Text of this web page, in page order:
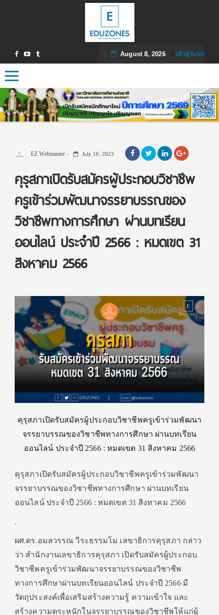
August 8, 2026| เข้าสู่ระบบ
Toggle navigation
EZ Webmaster July 18, 2023
คุรุสภาเปิดรับสมัครผู้ประกอบวิชาชีพ
ครูเข้าร่วมพัฒนาจรรยาบรรณของ
วิชาชีพทางการศึกษา ผ่านบทเรียน
ออนไลน์ ประจำปี 2566 : หมดเขต 31
สิงหาคม 2566
คุรุสภาเปิดรับสมัครผู้ประกอบวิชาชีพครูเข้าร่วมพัฒนา
จรรยาบรรณของวิชาชีพทางการศึกษา ผ่านบทเรียน
ออนไลน์ ประจำปี 2566 : หมดเขต 31 สิงหาคม 2566
คุรุสภาเปิดรับสมัครผู้ประกอบวิชาชีพครูเข้าร่วมพัฒนา
จรรยาบรรณของวิชาชีพทางการศึกษา ผ่านบทเรียน
ออนไลน์ ประจำปี 2566 : หมดเขต 31 สิงหาคม 2566
.
ผศ.ดร.อมลวรรณ วีระธรรมโม เลขาธิการคุรุสภา กล่าว
ว่า สำนักงานเลขาธิการคุรุสภา เปิดรับสมัครผู้ประกอบ
วิชาชีพครูเข้าร่วมพัฒนาจรรยาบรรณของวิชาชีพ
ทางการศึกษาผ่านบทเรียนออนไลน์ ประจำปี 2566 มี
วัตถุประสงค์เพื่อเสริมสร้างความรู้ ความเข้าใจ และ
สร้างความตระหนักในจรรยาบรรณของวิชาชีพให้แก่ผู้